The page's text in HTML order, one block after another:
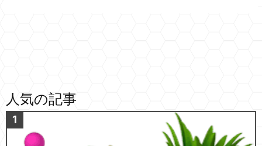
人気の記事